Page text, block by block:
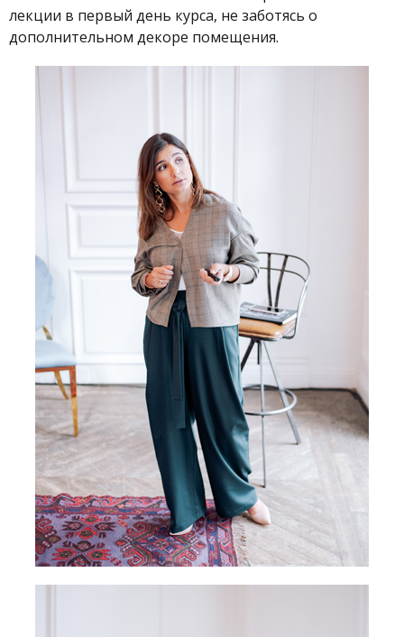
лекции в первый день курса, не заботясь о
дополнительном декоре помещения.